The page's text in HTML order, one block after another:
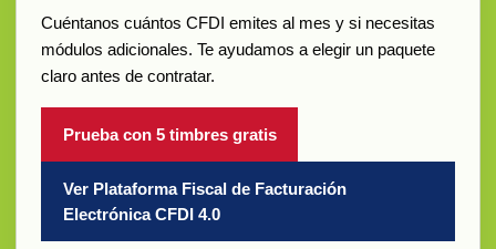
Cuéntanos cuántos CFDI emites al mes y si necesitas
módulos adicionales. Te ayudamos a elegir un paquete
claro antes de contratar.
Prueba con 5 timbres gratis
Ver Plataforma Fiscal de Facturación
Electrónica CFDI 4.0